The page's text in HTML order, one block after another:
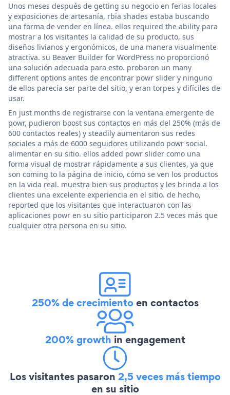
Unos meses después de getting su negocio en ferias locales
y exposiciones de artesanía, rbia shades estaba buscando
una forma de vender en línea. ellos required the ability para
mostrar a los visitantes la calidad de su producto, sus
diseños livianos y ergonómicos, de una manera visualmente
atractiva. su Beaver Builder for WordPress no proporcionó
una solución adecuada para esto. probaron un many
different options antes de encontrar powr slider y ninguno
de ellos parecía ser parte del sitio, y eran torpes y difíciles de
usar.
En just months de registrarse con la ventana emergente de
powr, pudieron boost sus contactos en más del 250% (más de
600 contactos reales) y steadily aumentaron sus redes
sociales a más de 6000 seguidores utilizando powr social.
alimentar en su sitio. ellos added powr slider como una
forma visual de mostrar rápidamente a sus clientes, ya que
son coming to la página de inicio, cómo se ven los productos
en la vida real. muestra bien sus productos y les brinda a los
clientes una excelente experiencia en el sitio. de hecho,
reported que los visitantes que interactuaron con las
aplicaciones powr en su sitio participaron 2.5 veces más que
cualquier otra persona en su sitio.
250% de crecimientoen contactos
200% growth in engagement
Los visitantes pasaron 2,5 veces más tiempo
en su sitio